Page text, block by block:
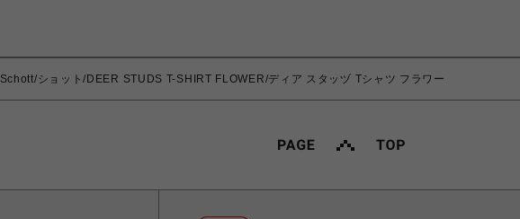
Schott/ショット/DEER STUDS T-SHIRT FLOWER/ディア スタッヅ Tシャツ フラワー